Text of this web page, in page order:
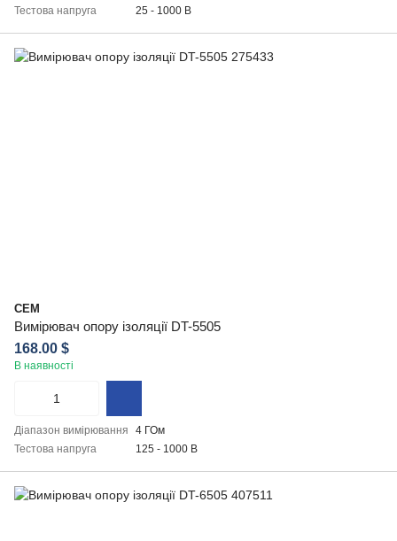
Тестова напруга
25 - 1000 В
CEM
Вимірювач опору ізоляції DT-5505
168.00 $
В наявності
Діапазон вимірювання
4 ГОм
Тестова напруга
125 - 1000 В